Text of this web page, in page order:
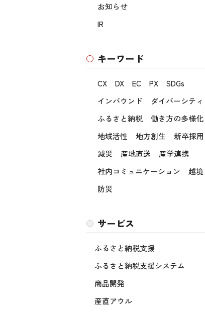
お知らせ
IR
キーワード
CX DX EC PX
SDGs
インバウンド
ダイバーシティ
ふるさと納税
働き方の多様化
地域活性
地方創生
新卒採用
減災
産地直送
産学連携
社内コミュニケーション
越境
防災
サービス
ふるさと納税支援
ふるさと納税支援システム
商品開発
産直アウル